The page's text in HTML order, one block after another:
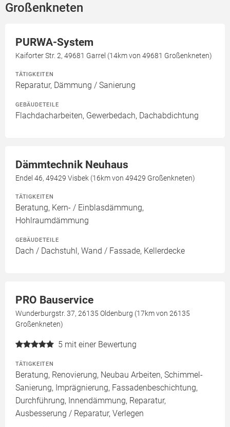
Großenkneten
PURWA-System
Kaiforter Str. 2, 49681 Garrel (14km von 49681 Großenkneten)
TÄTIGKEITEN
Reparatur, Dämmung / Sanierung
GEBÄUDETEILE
Flachdacharbeiten, Gewerbedach, Dachabdichtung
Dämmtechnik Neuhaus
Endel 46, 49429 Visbek (16km von 49429 Großenkneten)
TÄTIGKEITEN
Beratung, Kern- / Einblasdämmung,
Hohlraumdämmung
GEBÄUDETEILE
Dach / Dachstuhl, Wand / Fassade, Kellerdecke
PRO Bauservice
Wunderburgstr. 37, 26135 Oldenburg (17km von 26135
Großenkneten)
5 mit einer Bewertung
TÄTIGKEITEN
Beratung, Renovierung, Neubau Arbeiten, Schimmel-
Sanierung, Imprägnierung, Fassadenbeschichtung,
Durchführung, Innendämmung, Reparatur,
Ausbesserung / Reparatur, Verlegen